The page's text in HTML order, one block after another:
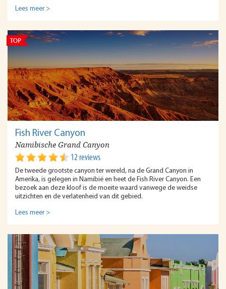
Lees meer >
Fish River Canyon
Namibische Grand Canyon
12 reviews
De tweede grootste canyon ter wereld, na de Grand Canyon in
Amerika, is gelegen in Namibië en heet de Fish River Canyon. Een
bezoek aan deze kloof is de moeite waard vanwege de weidse
uitzichten en de verlatenheid van dit gebied.
Lees meer >